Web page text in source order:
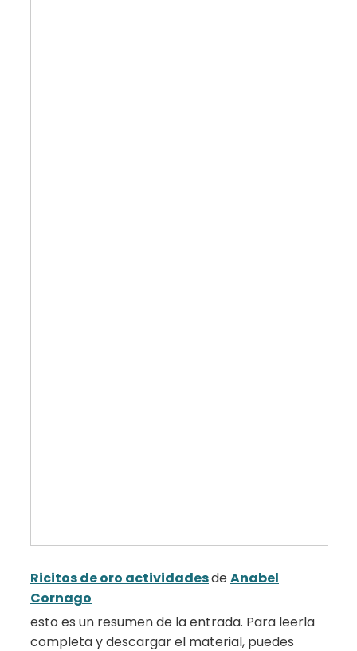
Ricitos de oro actividadesdeAnabel
Cornago
esto es un resumen de la entrada. Para leerla
completa y descargar el material, puedes